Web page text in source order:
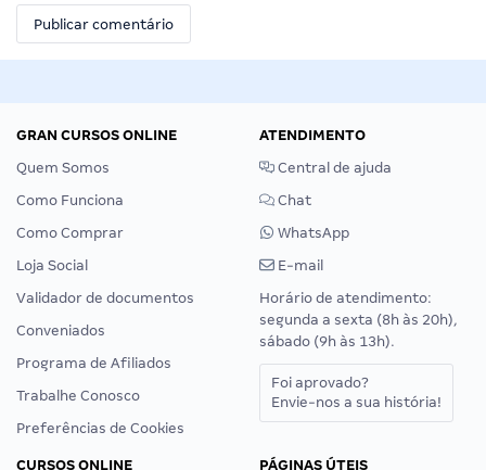
GRAN CURSOS ONLINE
Quem Somos
Como Funciona
Como Comprar
Loja Social
Validador de documentos
Conveniados
Programa de Afiliados
Trabalhe Conosco
Preferências de Cookies
ATENDIMENTO
Central de ajuda
Chat
WhatsApp
E-mail
Horário de atendimento:
segunda a sexta (8h às 20h),
sábado (9h às 13h).
Foi aprovado?
Envie-nos a sua história!
CURSOS ONLINE
PÁGINAS ÚTEIS